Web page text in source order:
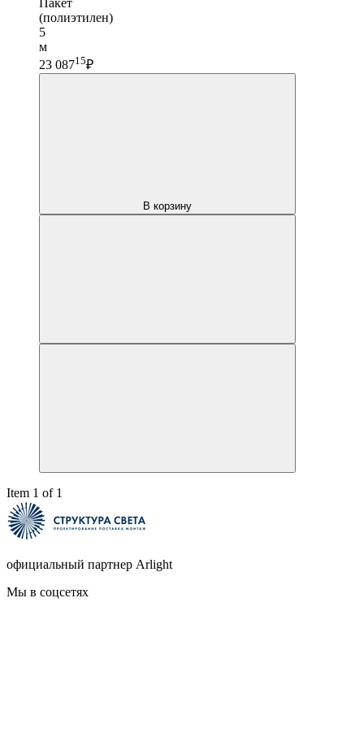
(полиэтилен)
5
м
23 08715₽
В корзину
Item 1 of 1
официальный партнер Arlight
Мы в соцсетях